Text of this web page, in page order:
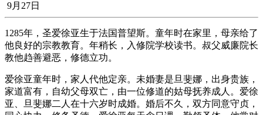
9月27日
1285年，圣爱徐亚生于法国普望斯。童年时在家里，母亲给了
他良好的宗教教育。年稍长，入修院学校读书。叔父威廉院长
教他趋善避恶，修德立功。
爱徐亚童年时，家人代他定亲。未婚妻是旦斐娜，出身贵族，
家道富有，自幼父母双亡，由一位修道的姑母抚养成人。爱徐
亚、旦斐娜二人在十六岁时成婚。婚后不久，双方同意守贞，